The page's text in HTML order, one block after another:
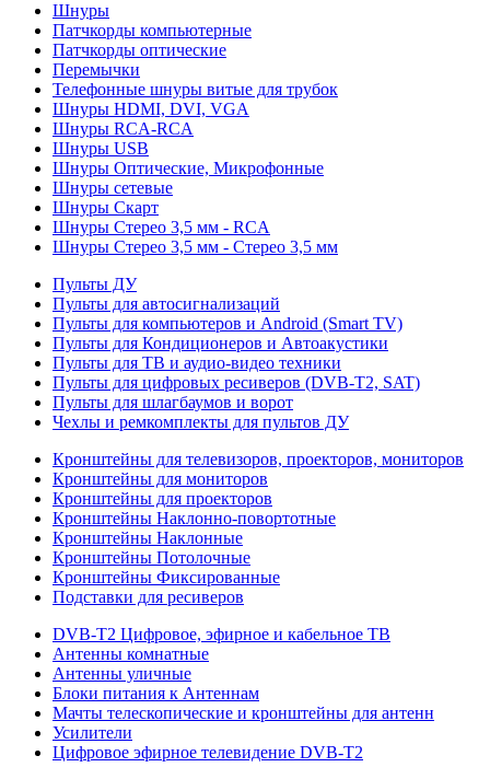
Шнуры
Патчкорды компьютерные
Патчкорды оптические
Перемычки
Телефонные шнуры витые для трубок
Шнуры HDMI, DVI, VGA
Шнуры RCA-RCA
Шнуры USB
Шнуры Оптические, Микрофонные
Шнуры сетевые
Шнуры Скарт
Шнуры Стерео 3,5 мм - RCA
Шнуры Стерео 3,5 мм - Стерео 3,5 мм
Пульты ДУ
Пульты для автосигнализаций
Пульты для компьютеров и Android (Smart TV)
Пульты для Кондиционеров и Автоакустики
Пульты для ТВ и аудио-видео техники
Пульты для цифровых ресиверов (DVB-T2, SAT)
Пульты для шлагбаумов и ворот
Чехлы и ремкомплекты для пультов ДУ
Кронштейны для телевизоров, проекторов, мониторов
Кронштейны для мониторов
Кронштейны для проекторов
Кронштейны Наклонно-повортотные
Кронштейны Наклонные
Кронштейны Потолочные
Кронштейны Фиксированные
Подставки для ресиверов
DVB-T2 Цифровое, эфирное и кабельное ТВ
Антенны комнатные
Антенны уличные
Блоки питания к Антеннам
Мачты телескопические и кронштейны для антенн
Усилители
Цифровое эфирное телевидение DVB-Т2